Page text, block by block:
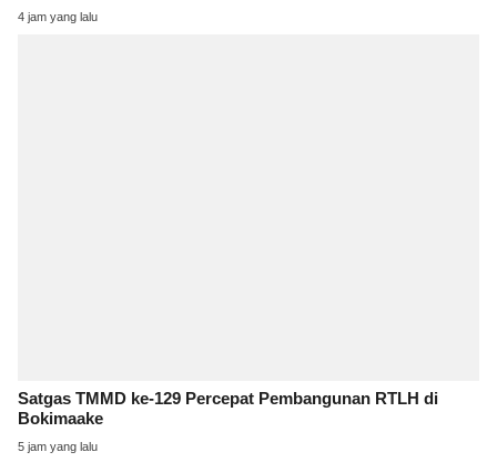
4 jam yang lalu
Satgas TMMD ke-129 Percepat Pembangunan RTLH di
Bokimaake
5 jam yang lalu